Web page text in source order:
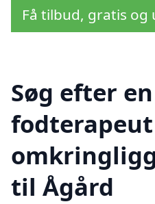
Få tilbud, gratis
Søg efter
til Ågård